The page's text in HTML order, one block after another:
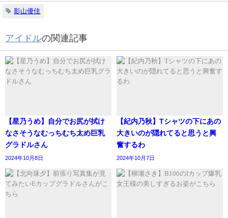
影山優佳
アイドルの関連記事
【星乃うめ】自分でお尻が拭け
なさそうなむっちむち太め巨乳
グラドルさん
2024年10月8日
【紀内乃秋】Tシャツの下にあの
大きいのが隠れてると思うと興
奮するわ
2024年10月7日